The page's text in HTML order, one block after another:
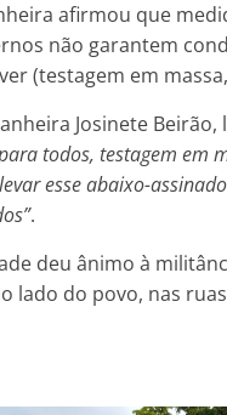
afirmou que
não garantem
(testagem em
Josinete
todos, testagem em
esse abaixo-
.
deu ânimo à
lado do povo, nas